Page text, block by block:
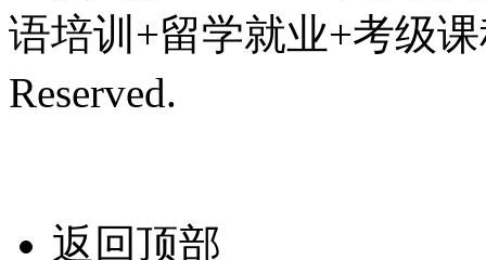
语培训+留学就业+考级
Reserved.
返回顶部